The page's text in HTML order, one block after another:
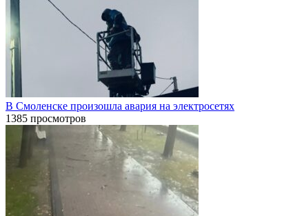
В Смоленске произошла авария на электросетях
1385 просмотров